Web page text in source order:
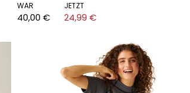
WAR
40,00 €
JETZT
24,99 €